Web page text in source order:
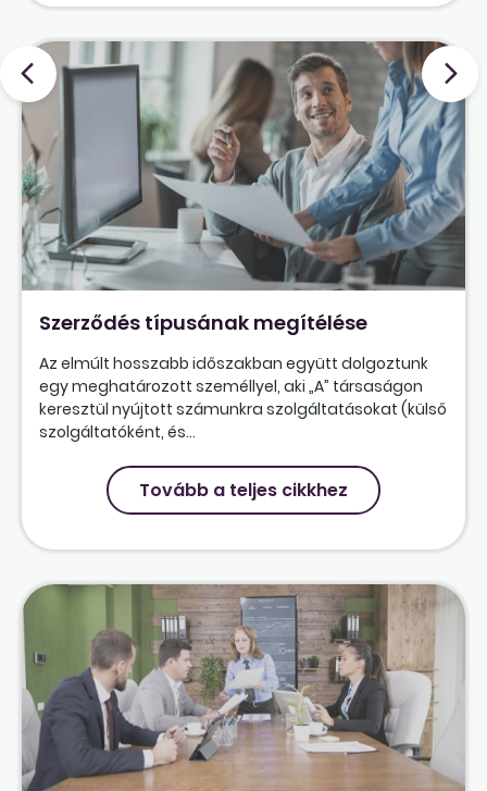
Szerződés típusának megítélése
Az elmúlt hosszabb időszakban együtt dolgoztunk
egy meghatározott személlyel, aki „A” társaságon
keresztül nyújtott számunkra szolgáltatásokat (külső
szolgáltatóként, és...
Tovább a teljes cikkhez